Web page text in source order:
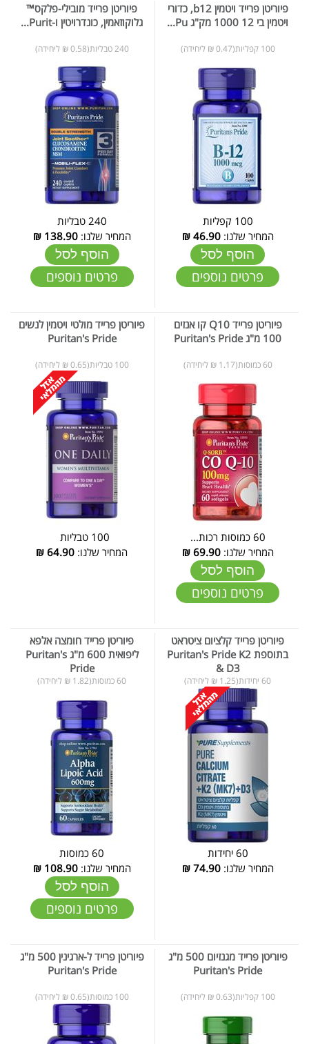
פיוריטן פרייד ויטמין b12, כדורי
ויטמין בי 12 1000 מק"ג Pu...
100 קפליות(0.47 ₪ ליחידה)
100 קפליות
המחיר שלנו:46.90
₪
הוסף לסל
פרטים נוספים
פיוריטן פרייד מובילי-פלקס™
גלוקוזאמין, כונדרויטין ו-Purit...
240 טבליות(0.58 ₪ ליחידה)
240 טבליות
המחיר שלנו:138.90
₪
הוסף לסל
פרטים נוספים
פיוריטן פרייד Q10 קו אנזים
100 מ"ג Puritan's Pride
60 כמוסות(1.17 ₪ ליחידה)
60 כמוסות רכות...
המחיר שלנו:69.90
₪
הוסף לסל
פרטים נוספים
פיוריטן פרייד מולטי ויטמין לנשים
Puritan's Pride
100 טבליות(0.65 ₪ ליחידה)
100 טבליות
המחיר שלנו: 64.90
₪
פיוריטן פרייד קלציום ציטראט
בתוספת Puritan's Pride K2
& D3
60 יחידות(1.25 ₪ ליחידה)
60 יחידות
המחיר שלנו:74.90
₪
פיוריטן פרייד חומצה אלפא
ליפואית 600 מ"ג Puritan's
Pride
60 כמוסות(1.82 ₪ ליחידה)
60 כמוסות
המחיר שלנו:108.90
₪
הוסף לסל
פרטים נוספים
פיוריטן פרייד מגנזיום 500 מ"ג
Puritan's Pride
100 קפליות(0.63 ₪ ליחידה)
פיוריטן פרייד ל-ארגינין 500 מ"ג
Puritan's Pride
100 כמוסות(0.65 ₪ ליחידה)